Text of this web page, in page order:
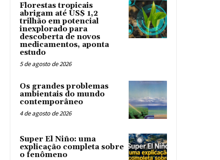
Florestas tropicais
abrigam até US$ 1,2
trilhão em potencial
inexplorado para
descoberta de novos
medicamentos, aponta
estudo
5 de agosto de 2026
Os grandes problemas
ambientais do mundo
contemporâneo
4 de agosto de 2026
Super El Niño: uma
explicação completa sobre
o fenômeno